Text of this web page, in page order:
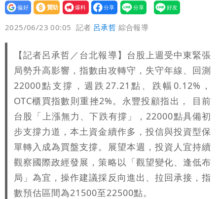
設為
贊助
我要
爆料
2025/06/23 00:05 記者 呂承哲 綜合報導
【記者呂承哲／台北報導】台股上週受中東緊張
局勢升高影響，指數由攻轉守，失守年線、回測
22000點支撐，週跌27.21點、跌幅0.12%，
OTC櫃買指數則重挫2%。永豐投顧指出， 目前
台股「上漲無力、下跌有撐」，22000點具備初
步支撐力道，本土資金續作多，投信與投資型保
單轉入成為買盤支撐。展望本週，投資人宜持續
觀察國際政經發展，策略以「觀望變化、逢低布
局」為宜，操作建議採反向進出、拉回承接，指
數預估區間為21500至22500點。